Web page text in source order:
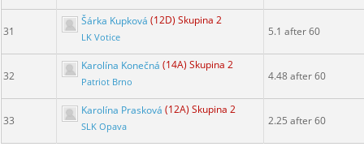
31
Šárka Kupková (12D) Skupina 2
LK Votice 5.1 after 60
32
Karolína Konečná (14A) Skupina 2
Patriot Brno 4.48 after 60
33
Karolína Prasková (12A) Skupina 2
SLK Opava 2.25 after 60